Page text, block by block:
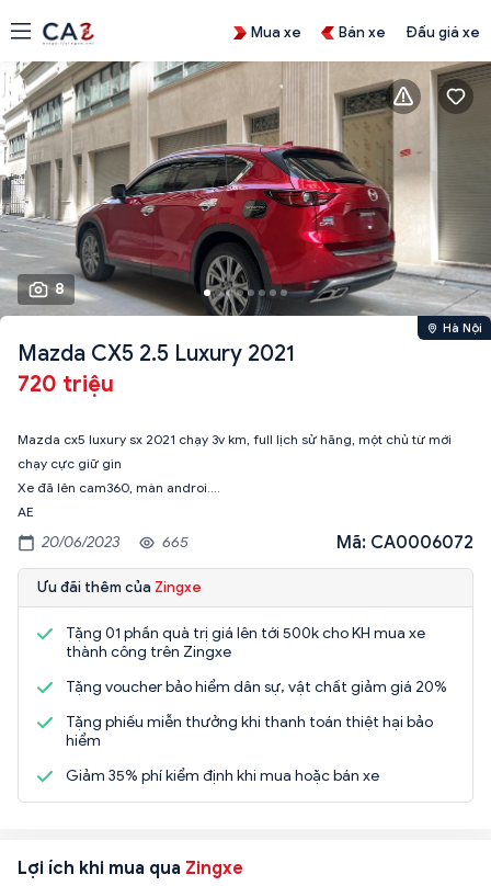
Mua xe Bán xe Đấu giá xe
8
Hà Nội
Mazda CX5 2.5 Luxury 2021
720 triệu
Mazda cx5 luxury sx 2021 chạy 3v km, full lịch sử hãng, một chủ từ mới
chạy cực giữ gìn
Xe đã lên cam360, màn androi….
AE
20/06/2023 665 Mã: CA0006072
Ưu đãi thêm của Zingxe
Tặng 01 phần quà trị giá lên tới 500k cho KH mua xe
thành công trên Zingxe
Tặng voucher bảo hiểm dân sự, vật chất giảm giá 20%
Tặng phiếu miễn thưởng khi thanh toán thiệt hại bảo
hiểm
Giảm 35% phí kiểm định khi mua hoặc bán xe
Lợi ích khi mua qua Zingxe